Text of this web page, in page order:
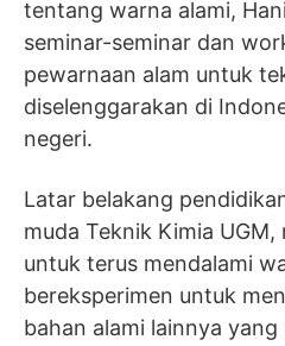
tentang warna alami,
seminar-seminar dan
pewarnaan alam untuk
diselenggarakan di
negeri.
Latar belakang
muda Teknik Kimia
untuk terus mendalami
bereksperimen untuk
bahan alami lainnya